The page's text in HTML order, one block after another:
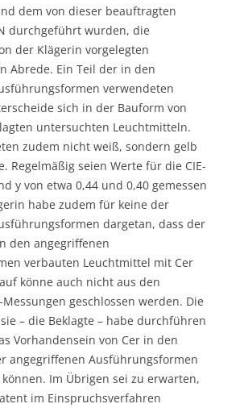
dem von dieser beauftragten
durchgeführt wurden, die
der Klägerin vorgelegten
Abrede. Ein Teil der in den
verwendeten
sich in der Bauform von
untersuchten Leuchtmitteln.
zudem nicht weiß, sondern gelb
Regelmäßig seien Werte für die CIE-
y von etwa 0,44 und 0,40 gemessen
habe zudem für keine der
dargetan, dass der
den angegriffenen
verbauten Leuchtmittel mit Cer
könne auch nicht aus den
Messungen geschlossen werden. Die
– die Beklagte – habe durchführen
Vorhandensein von Cer in den
angegriffenen Ausführungsformen
Im Übrigen sei zu erwarten,
im Einspruchsverfahren